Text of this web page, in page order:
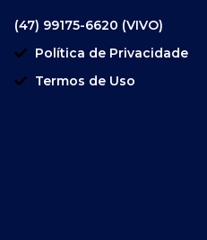
(47) 99175-6620 (VIVO)
Política de Privacidade
Termos de Uso